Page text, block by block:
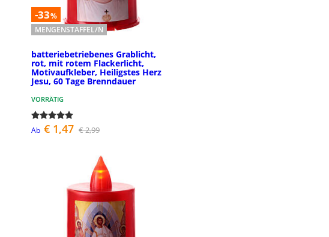
-33%
MENGENSTAFFEL/N
batteriebetriebenes Grablicht,
rot, mit rotem Flackerlicht,
Motivaufkleber, Heiligstes Herz
Jesu, 60 Tage Brenndauer
VORRÄTIG
Ab € 1,47 € 2,99